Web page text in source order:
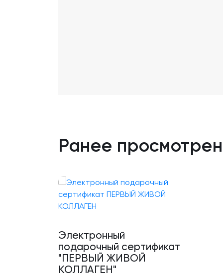
Ранее
Электронный
подарочный сертификат
"ПЕРВЫЙ ЖИВОЙ
КОЛЛАГЕН"